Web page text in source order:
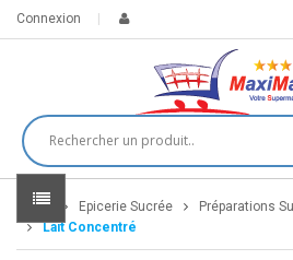
Connexion
Home Epicerie Sucrée
Préparations
Lait Concentré